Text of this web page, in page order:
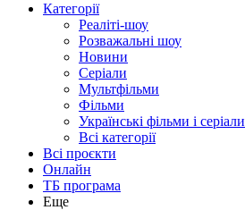
Категорії
Реаліті-шоу
Розважальні шоу
Новини
Серіали
Мультфільми
Фільми
Українські фільми і серіали
Всі категорії
Всі проєкти
Онлайн
ТБ програма
Еще